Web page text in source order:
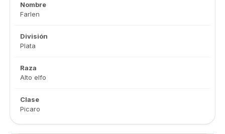
Nombre
Farlen
División
Plata
Raza
Alto elfo
Clase
Picaro